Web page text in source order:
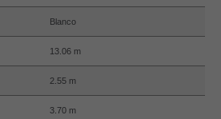
Blanco
13.06 m
2.55 m
3.70 m